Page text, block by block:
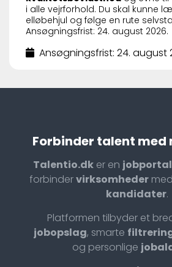
i alle vejrforhold. Du skal kunne
elløbehjul og følge en rute
Ansøgningsfrist: 24. august 2026.
Ansøgningsfrist: 24. august
Forbinder talent med
Talentio.dker en jobportal
forbindervirksomheder med
kandidater.
Platformen tilbyder et
jobopslag, smarte
og personlige